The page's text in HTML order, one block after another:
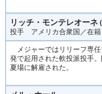
リッチ・モンテレオーネ
投手 アメリカ合衆国／在籍
メジャーではリリーフ専
発で起用された軟投派投手
夏場に解雇された。